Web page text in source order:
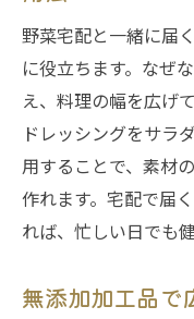
野菜宅配と一緒に届
に役立ちます。なぜ
え、料理の幅を広げ
ドレッシングをサラ
用することで、素材
作れます。宅配で届
れば、忙しい日でも
無添加加工品で